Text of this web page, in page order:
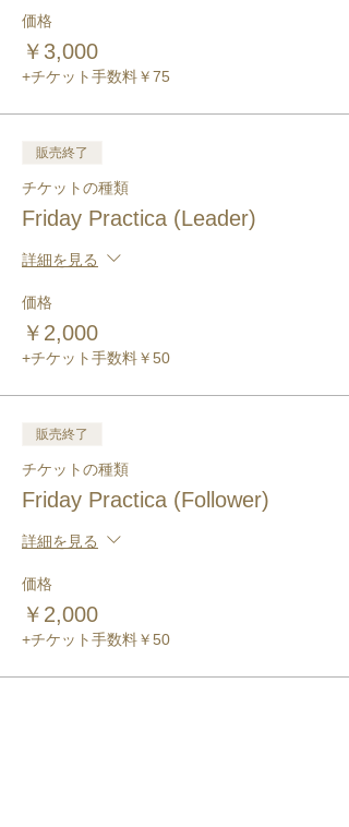
価格
￥3,000
+チケット手数料￥75
販売終了
チケットの種類
Friday Practica (Leader)
詳細を見る
価格
￥2,000
+チケット手数料￥50
販売終了
チケットの種類
Friday Practica (Follower)
詳細を見る
価格
￥2,000
+チケット手数料￥50